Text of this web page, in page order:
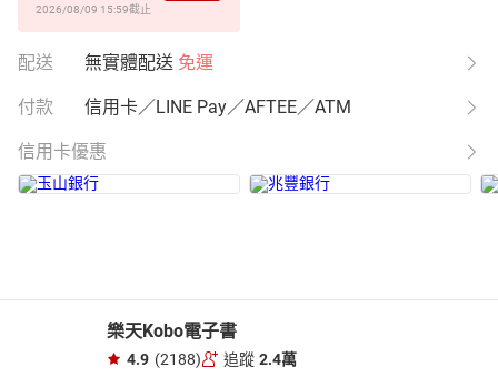
2026/08/09 15:59截止
配送 無實體配送 免運
付款 信用卡／LINE Pay／AFTEE／ATM
信用卡優惠
樂天Kobo電子書
4.9 (2188) 追蹤 2.4萬